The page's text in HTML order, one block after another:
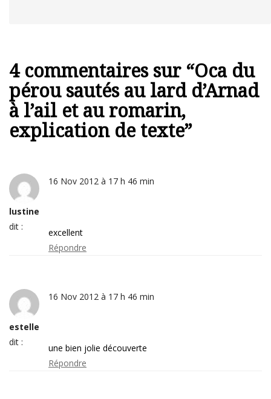
4 commentaires sur “Oca du
pérou sautés au lard d’Arnad
à l’ail et au romarin,
explication de texte”
lustine
dit :
16 Nov 2012 à 17 h 46 min
excellent
Répondre
estelle
dit :
16 Nov 2012 à 17 h 46 min
une bien jolie découverte
Répondre